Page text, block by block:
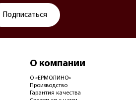
Подписаться
О компании
О «ЕРМОЛИНО»
Производство
Гарантия качества